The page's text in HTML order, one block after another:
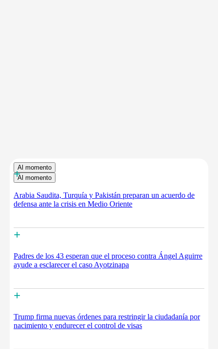
Al momento
Al momento
+
Arabia Saudita, Turquía y Pakistán preparan un acuerdo de
defensa ante la crisis en Medio Oriente
+
Padres de los 43 esperan que el proceso contra Ángel Aguirre
ayude a esclarecer el caso Ayotzinapa
+
Trump firma nuevas órdenes para restringir la ciudadanía por
nacimiento y endurecer el control de visas